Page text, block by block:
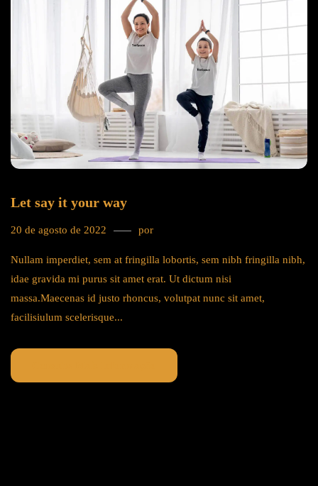
Let say it your way
20 de agosto de 2022 por
Nullam imperdiet, sem at fringilla lobortis, sem nibh fringilla nibh,
idae gravida mi purus sit amet erat. Ut dictum nisi
massa.Maecenas id justo rhoncus, volutpat nunc sit amet,
facilisiulum scelerisque...